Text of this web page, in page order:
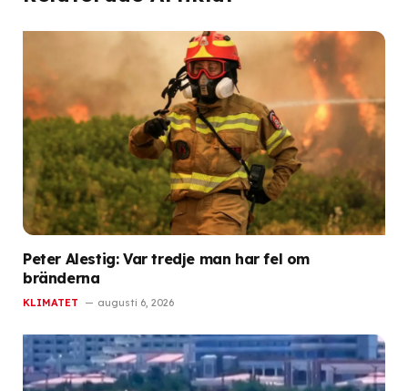
Peter Alestig: Var tredje man har fel om
bränderna
KLIMATET augusti 6, 2026